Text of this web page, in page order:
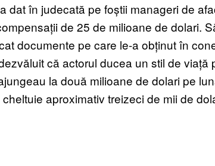
dat în judecată pe foștii manageri de
de 25 de milioane de dolari.
documente pe care le-a obținut în
că actorul ducea un stil de viață
la două milioane de dolari pe
aproximativ treizeci de mii de